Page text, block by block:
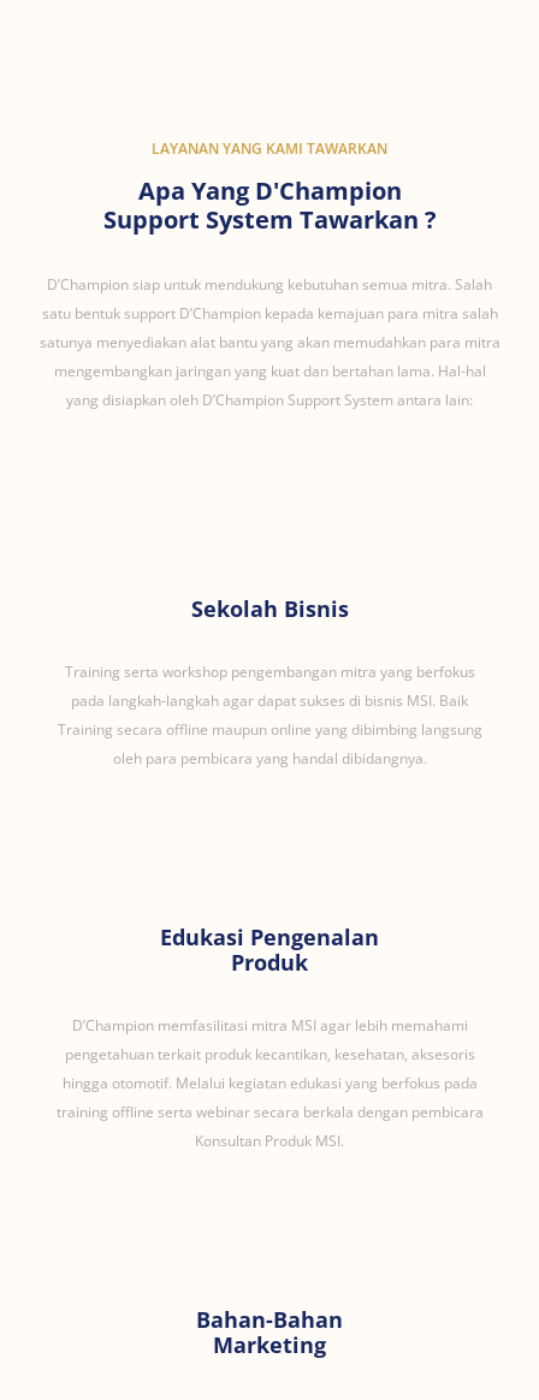
LAYANAN YANG KAMI TAWARKAN
Apa Yang D'Champion
Support System Tawarkan ?
D’Champion siap untuk mendukung kebutuhan semua mitra. Salah
satu bentuk support D’Champion kepada kemajuan para mitra salah
satunya menyediakan alat bantu yang akan memudahkan para mitra
mengembangkan jaringan yang kuat dan bertahan lama. Hal-hal
yang disiapkan oleh D’Champion Support System antara lain:
Sekolah Bisnis
Training serta workshop pengembangan mitra yang berfokus
pada langkah-langkah agar dapat sukses di bisnis MSI. Baik
Training secara offline maupun online yang dibimbing langsung
oleh para pembicara yang handal dibidangnya.
Edukasi Pengenalan
Produk
D’Champion memfasilitasi mitra MSI agar lebih memahami
pengetahuan terkait produk kecantikan, kesehatan, aksesoris
hingga otomotif. Melalui kegiatan edukasi yang berfokus pada
training offline serta webinar secara berkala dengan pembicara
Konsultan Produk MSI.
Bahan-Bahan
Marketing